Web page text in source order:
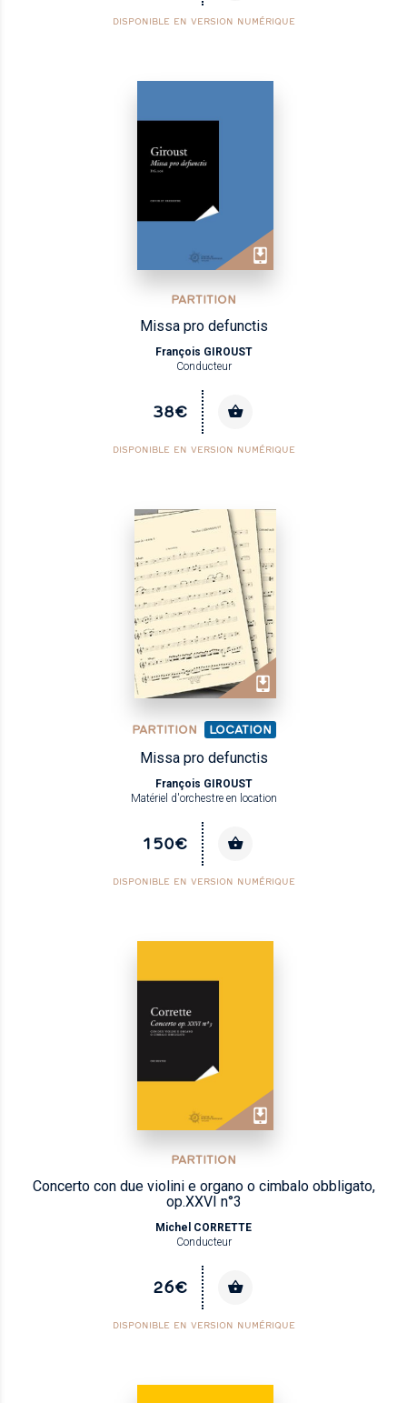
DISPONIBLE EN VERSION NUMÉRIQUE
PARTITION
Missa pro defunctis
François GIROUST
Conducteur
38€
DISPONIBLE EN VERSION NUMÉRIQUE
PARTITION LOCATION
Missa pro defunctis
François GIROUST
Matériel d'orchestre en location
150€
DISPONIBLE EN VERSION NUMÉRIQUE
PARTITION
Concerto con due violini e organo o cimbalo obbligato,
op.XXVI n°3
Michel CORRETTE
Conducteur
26€
DISPONIBLE EN VERSION NUMÉRIQUE